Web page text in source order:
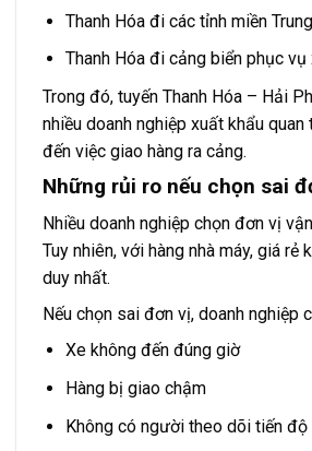
Thanh Hóa đi các tỉnh miền Trung
Thanh Hóa đi cảng biển phục vụ
Trong đó, tuyến Thanh Hóa – Hải
nhiều doanh nghiệp xuất khẩu
đến việc giao hàng ra cảng.
Những rủi ro nếu chọn sai
Nhiều doanh nghiệp chọn đơn vị
Tuy nhiên, với hàng nhà máy, giá rẻ
duy nhất.
Nếu chọn sai đơn vị, doanh nghiệp
Xe không đến đúng giờ
Hàng bị giao chậm
Không có người theo dõi tiến độ